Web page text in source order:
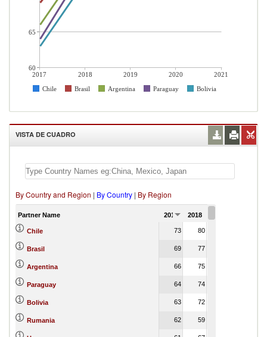
2017 2018 2019 2020
2021
Chile
Brasil Argentina Paraguay Bolivia
65
60
VISTA DE CUADRO
By Country and Region | By Country | By Region
Partner Name 2017 2018
Chile 73 80
Brasil 69 77
Argentina 66 75
Paraguay 64 74
Bolivia 63 72
Rumania 62 59